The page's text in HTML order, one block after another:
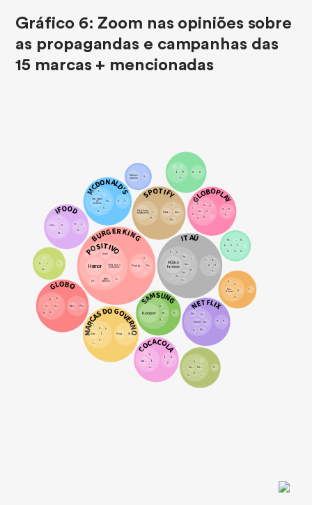
Gráfico 6: Zoom nas opiniões sobre
as propagandas e campanhas das
15 marcas + mencionadas